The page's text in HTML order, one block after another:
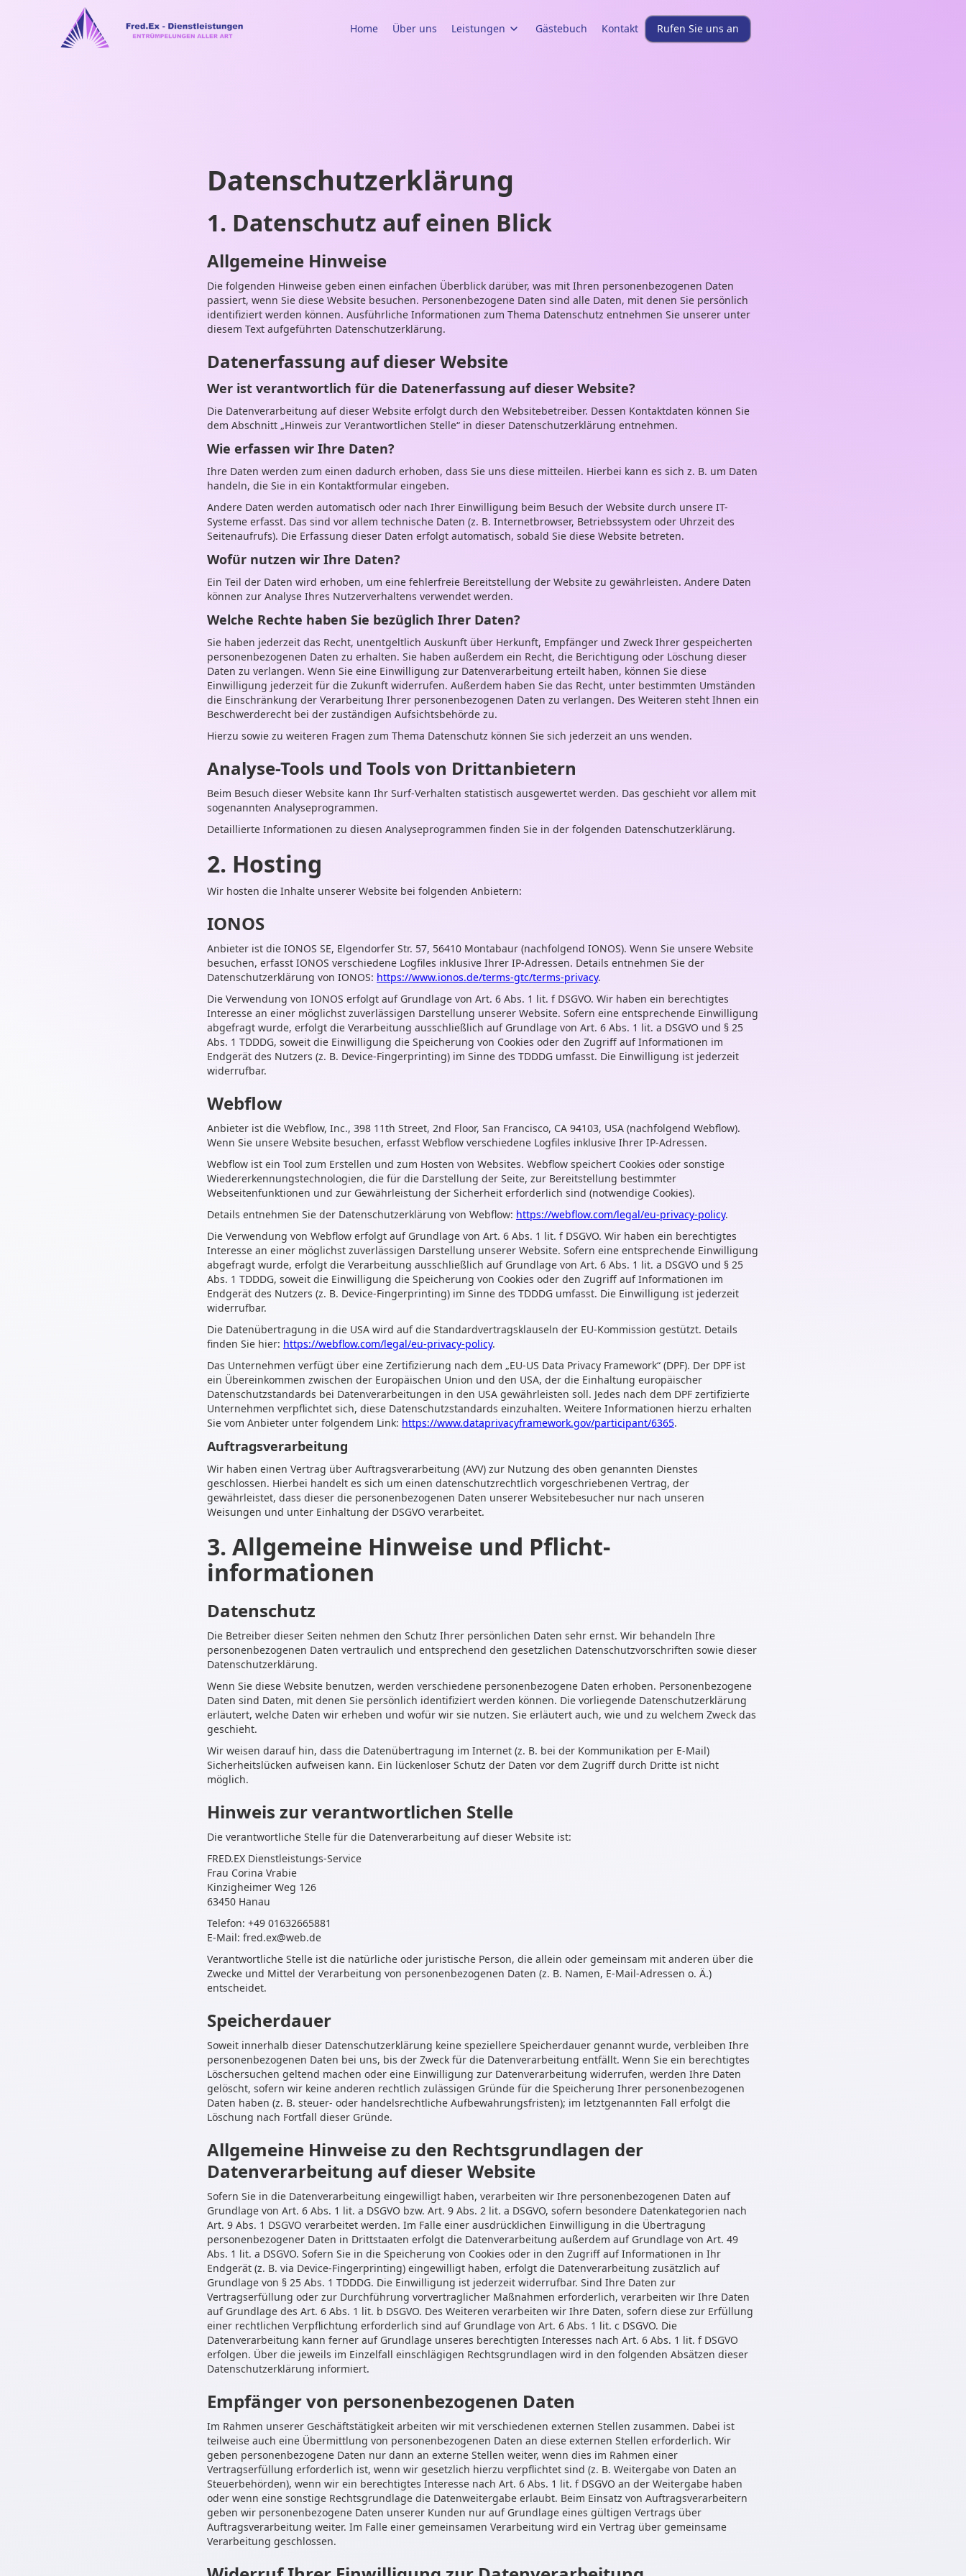
Home Über uns Leistungen Gästebuch Kontakt Rufen Sie uns an
Datenschutz­erklärung
1. Datenschutz auf einen Blick
Allgemeine Hinweise
Die folgenden Hinweise geben einen einfachen Überblick darüber, was mit Ihren personenbezogenen Daten
passiert, wenn Sie diese Website besuchen. Personenbezogene Daten sind alle Daten, mit denen Sie persönlich
identifiziert werden können. Ausführliche Informationen zum Thema Datenschutz entnehmen Sie unserer unter
diesem Text aufgeführten Datenschutzerklärung.
Datenerfassung auf dieser Website
Wer ist verantwortlich für die Datenerfassung auf dieser Website?
Die Datenverarbeitung auf dieser Website erfolgt durch den Websitebetreiber. Dessen Kontaktdaten können Sie
dem Abschnitt „Hinweis zur Verantwortlichen Stelle“ in dieser Datenschutzerklärung entnehmen.
Wie erfassen wir Ihre Daten?
Ihre Daten werden zum einen dadurch erhoben, dass Sie uns diese mitteilen. Hierbei kann es sich z. B. um Daten
handeln, die Sie in ein Kontaktformular eingeben.
Andere Daten werden automatisch oder nach Ihrer Einwilligung beim Besuch der Website durch unsere IT-
Systeme erfasst. Das sind vor allem technische Daten (z. B. Internetbrowser, Betriebssystem oder Uhrzeit des
Seitenaufrufs). Die Erfassung dieser Daten erfolgt automatisch, sobald Sie diese Website betreten.
Wofür nutzen wir Ihre Daten?
Ein Teil der Daten wird erhoben, um eine fehlerfreie Bereitstellung der Website zu gewährleisten. Andere Daten
können zur Analyse Ihres Nutzerverhaltens verwendet werden.
Welche Rechte haben Sie bezüglich Ihrer Daten?
Sie haben jederzeit das Recht, unentgeltlich Auskunft über Herkunft, Empfänger und Zweck Ihrer gespeicherten
personenbezogenen Daten zu erhalten. Sie haben außerdem ein Recht, die Berichtigung oder Löschung dieser
Daten zu verlangen. Wenn Sie eine Einwilligung zur Datenverarbeitung erteilt haben, können Sie diese
Einwilligung jederzeit für die Zukunft widerrufen. Außerdem haben Sie das Recht, unter bestimmten Umständen
die Einschränkung der Verarbeitung Ihrer personenbezogenen Daten zu verlangen. Des Weiteren steht Ihnen ein
Beschwerderecht bei der zuständigen Aufsichtsbehörde zu.
Hierzu sowie zu weiteren Fragen zum Thema Datenschutz können Sie sich jederzeit an uns wenden.
Analyse-Tools und Tools von Dritt­anbietern
Beim Besuch dieser Website kann Ihr Surf-Verhalten statistisch ausgewertet werden. Das geschieht vor allem mit
sogenannten Analyseprogrammen.
Detaillierte Informationen zu diesen Analyseprogrammen finden Sie in der folgenden Datenschutzerklärung.
2. Hosting
Wir hosten die Inhalte unserer Website bei folgenden Anbietern:
IONOS
Anbieter ist die IONOS SE, Elgendorfer Str. 57, 56410 Montabaur (nachfolgend IONOS). Wenn Sie unsere Website
besuchen, erfasst IONOS verschiedene Logfiles inklusive Ihrer IP-Adressen. Details entnehmen Sie der
Datenschutzerklärung von IONOS: https://www.ionos.de/terms-gtc/terms-privacy.
Die Verwendung von IONOS erfolgt auf Grundlage von Art. 6 Abs. 1 lit. f DSGVO. Wir haben ein berechtigtes
Interesse an einer möglichst zuverlässigen Darstellung unserer Website. Sofern eine entsprechende Einwilligung
abgefragt wurde, erfolgt die Verarbeitung ausschließlich auf Grundlage von Art. 6 Abs. 1 lit. a DSGVO und § 25
Abs. 1 TDDDG, soweit die Einwilligung die Speicherung von Cookies oder den Zugriff auf Informationen im
Endgerät des Nutzers (z. B. Device-Fingerprinting) im Sinne des TDDDG umfasst. Die Einwilligung ist jederzeit
widerrufbar.
Webflow
Anbieter ist die Webflow, Inc., 398 11th Street, 2nd Floor, San Francisco, CA 94103, USA (nachfolgend Webflow).
Wenn Sie unsere Website besuchen, erfasst Webflow verschiedene Logfiles inklusive Ihrer IP-Adressen.
Webflow ist ein Tool zum Erstellen und zum Hosten von Websites. Webflow speichert Cookies oder sonstige
Wiedererkennungstechnologien, die für die Darstellung der Seite, zur Bereitstellung bestimmter
Webseitenfunktionen und zur Gewährleistung der Sicherheit erforderlich sind (notwendige Cookies).
Details entnehmen Sie der Datenschutzerklärung von Webflow: https://webflow.com/legal/eu-privacy-policy.
Die Verwendung von Webflow erfolgt auf Grundlage von Art. 6 Abs. 1 lit. f DSGVO. Wir haben ein berechtigtes
Interesse an einer möglichst zuverlässigen Darstellung unserer Website. Sofern eine entsprechende Einwilligung
abgefragt wurde, erfolgt die Verarbeitung ausschließlich auf Grundlage von Art. 6 Abs. 1 lit. a DSGVO und § 25
Abs. 1 TDDDG, soweit die Einwilligung die Speicherung von Cookies oder den Zugriff auf Informationen im
Endgerät des Nutzers (z. B. Device-Fingerprinting) im Sinne des TDDDG umfasst. Die Einwilligung ist jederzeit
widerrufbar.
Die Datenübertragung in die USA wird auf die Standardvertragsklauseln der EU-Kommission gestützt. Details
finden Sie hier: https://webflow.com/legal/eu-privacy-policy.
Das Unternehmen verfügt über eine Zertifizierung nach dem „EU-US Data Privacy Framework“ (DPF). Der DPF ist
ein Übereinkommen zwischen der Europäischen Union und den USA, der die Einhaltung europäischer
Datenschutzstandards bei Datenverarbeitungen in den USA gewährleisten soll. Jedes nach dem DPF zertifizierte
Unternehmen verpflichtet sich, diese Datenschutzstandards einzuhalten. Weitere Informationen hierzu erhalten
Sie vom Anbieter unter folgendem Link: https://www.dataprivacyframework.gov/participant/6365.
Auftragsverarbeitung
Wir haben einen Vertrag über Auftragsverarbeitung (AVV) zur Nutzung des oben genannten Dienstes
geschlossen. Hierbei handelt es sich um einen datenschutzrechtlich vorgeschriebenen Vertrag, der
gewährleistet, dass dieser die personenbezogenen Daten unserer Websitebesucher nur nach unseren
Weisungen und unter Einhaltung der DSGVO verarbeitet.
3. Allgemeine Hinweise und Pflicht­
informationen
Datenschutz
Die Betreiber dieser Seiten nehmen den Schutz Ihrer persönlichen Daten sehr ernst. Wir behandeln Ihre
personenbezogenen Daten vertraulich und entsprechend den gesetzlichen Datenschutzvorschriften sowie dieser
Datenschutzerklärung.
Wenn Sie diese Website benutzen, werden verschiedene personenbezogene Daten erhoben. Personenbezogene
Daten sind Daten, mit denen Sie persönlich identifiziert werden können. Die vorliegende Datenschutzerklärung
erläutert, welche Daten wir erheben und wofür wir sie nutzen. Sie erläutert auch, wie und zu welchem Zweck das
geschieht.
Wir weisen darauf hin, dass die Datenübertragung im Internet (z. B. bei der Kommunikation per E-Mail)
Sicherheitslücken aufweisen kann. Ein lückenloser Schutz der Daten vor dem Zugriff durch Dritte ist nicht
möglich.
Hinweis zur verantwortlichen Stelle
Die verantwortliche Stelle für die Datenverarbeitung auf dieser Website ist:
FRED.EX Dienstleistungs-Service
Frau Corina Vrabie
Kinzigheimer Weg 126
63450 Hanau
Telefon: +49 01632665881
E-Mail: fred.ex@web.de
Verantwortliche Stelle ist die natürliche oder juristische Person, die allein oder gemeinsam mit anderen über die
Zwecke und Mittel der Verarbeitung von personenbezogenen Daten (z. B. Namen, E-Mail-Adressen o. Ä.)
entscheidet.
Speicherdauer
Soweit innerhalb dieser Datenschutzerklärung keine speziellere Speicherdauer genannt wurde, verbleiben Ihre
personenbezogenen Daten bei uns, bis der Zweck für die Datenverarbeitung entfällt. Wenn Sie ein berechtigtes
Löschersuchen geltend machen oder eine Einwilligung zur Datenverarbeitung widerrufen, werden Ihre Daten
gelöscht, sofern wir keine anderen rechtlich zulässigen Gründe für die Speicherung Ihrer personenbezogenen
Daten haben (z. B. steuer- oder handelsrechtliche Aufbewahrungsfristen); im letztgenannten Fall erfolgt die
Löschung nach Fortfall dieser Gründe.
Allgemeine Hinweise zu den Rechtsgrundlagen der
Datenverarbeitung auf dieser Website
Sofern Sie in die Datenverarbeitung eingewilligt haben, verarbeiten wir Ihre personenbezogenen Daten auf
Grundlage von Art. 6 Abs. 1 lit. a DSGVO bzw. Art. 9 Abs. 2 lit. a DSGVO, sofern besondere Datenkategorien nach
Art. 9 Abs. 1 DSGVO verarbeitet werden. Im Falle einer ausdrücklichen Einwilligung in die Übertragung
personenbezogener Daten in Drittstaaten erfolgt die Datenverarbeitung außerdem auf Grundlage von Art. 49
Abs. 1 lit. a DSGVO. Sofern Sie in die Speicherung von Cookies oder in den Zugriff auf Informationen in Ihr
Endgerät (z. B. via Device-Fingerprinting) eingewilligt haben, erfolgt die Datenverarbeitung zusätzlich auf
Grundlage von § 25 Abs. 1 TDDDG. Die Einwilligung ist jederzeit widerrufbar. Sind Ihre Daten zur
Vertragserfüllung oder zur Durchführung vorvertraglicher Maßnahmen erforderlich, verarbeiten wir Ihre Daten
auf Grundlage des Art. 6 Abs. 1 lit. b DSGVO. Des Weiteren verarbeiten wir Ihre Daten, sofern diese zur Erfüllung
einer rechtlichen Verpflichtung erforderlich sind auf Grundlage von Art. 6 Abs. 1 lit. c DSGVO. Die
Datenverarbeitung kann ferner auf Grundlage unseres berechtigten Interesses nach Art. 6 Abs. 1 lit. f DSGVO
erfolgen. Über die jeweils im Einzelfall einschlägigen Rechtsgrundlagen wird in den folgenden Absätzen dieser
Datenschutzerklärung informiert.
Empfänger von personenbezogenen Daten
Im Rahmen unserer Geschäftstätigkeit arbeiten wir mit verschiedenen externen Stellen zusammen. Dabei ist
teilweise auch eine Übermittlung von personenbezogenen Daten an diese externen Stellen erforderlich. Wir
geben personenbezogene Daten nur dann an externe Stellen weiter, wenn dies im Rahmen einer
Vertragserfüllung erforderlich ist, wenn wir gesetzlich hierzu verpflichtet sind (z. B. Weitergabe von Daten an
Steuerbehörden), wenn wir ein berechtigtes Interesse nach Art. 6 Abs. 1 lit. f DSGVO an der Weitergabe haben
oder wenn eine sonstige Rechtsgrundlage die Datenweitergabe erlaubt. Beim Einsatz von Auftragsverarbeitern
geben wir personenbezogene Daten unserer Kunden nur auf Grundlage eines gültigen Vertrags über
Auftragsverarbeitung weiter. Im Falle einer gemeinsamen Verarbeitung wird ein Vertrag über gemeinsame
Verarbeitung geschlossen.